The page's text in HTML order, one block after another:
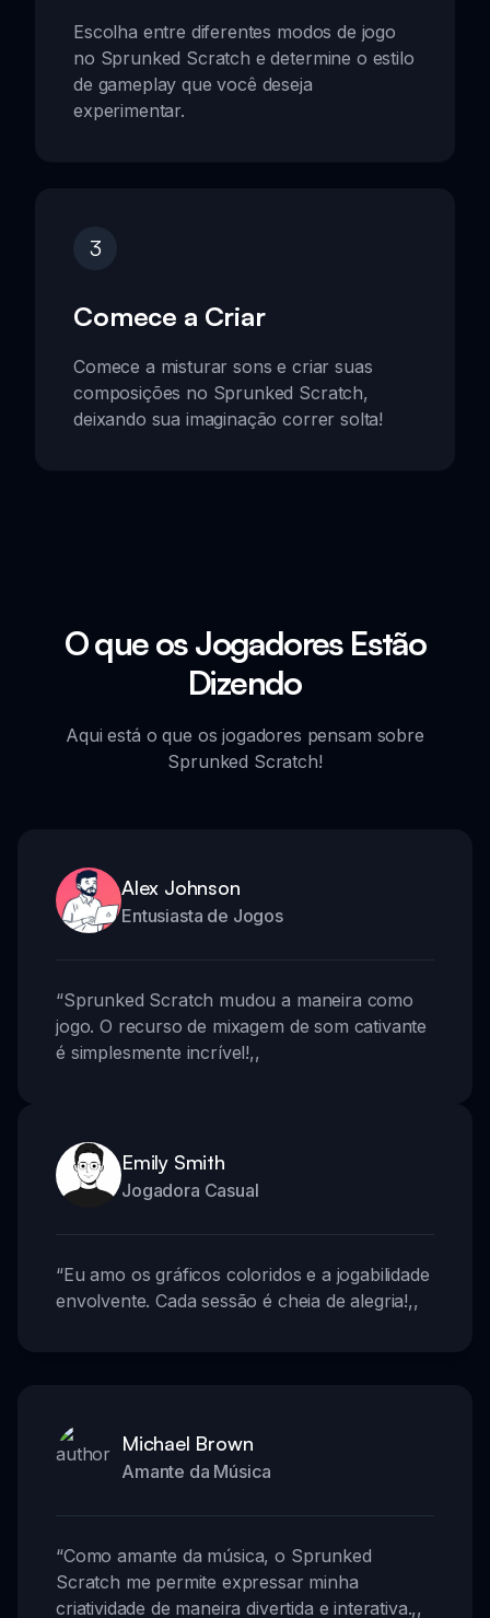
Escolha entre diferentes modos de jogo
no Sprunked Scratch e determine o estilo
de gameplay que você deseja
experimentar.
3
Comece a Criar
Comece a misturar sons e criar suas
composições no Sprunked Scratch,
deixando sua imaginação correr solta!
O que os Jogadores Estão
Dizendo
Aqui está o que os jogadores pensam sobre
Sprunked Scratch!
Alex Johnson
Entusiasta de Jogos
“Sprunked Scratch mudou a maneira como
jogo. O recurso de mixagem de som cativante
é simplesmente incrível!,,
Emily Smith
Jogadora Casual
“Eu amo os gráficos coloridos e a jogabilidade
envolvente. Cada sessão é cheia de alegria!,,
Michael Brown
Amante da Música
“Como amante da música, o Sprunked
Scratch me permite expressar minha
criatividade de maneira divertida e interativa.,,